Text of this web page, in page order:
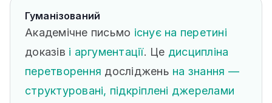
статтях.
Гуманізований
Академічне письмо існує на перетині
доказів і аргументації. Це дисципліна
перетворення досліджень на знання —
структуровані, підкріплені джерелами